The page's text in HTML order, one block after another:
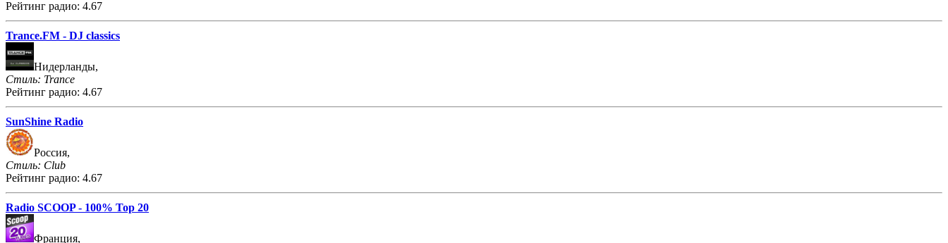
Рейтинг радио: 4.67
Trance.FM - DJ classics
Нидерланды,
Стиль: Trance
Рейтинг радио: 4.67
SunShine Radio
Россия,
Стиль: Club
Рейтинг радио: 4.67
Radio SCOOP - 100% Top 20
Франция,